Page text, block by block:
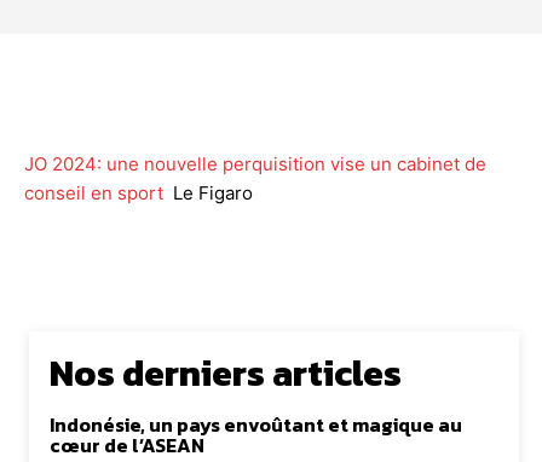
JO 2024: une nouvelle perquisition vise un cabinet de
conseil en sport Le Figaro
Nos derniers articles
Indonésie, un pays envoûtant et magique au
cœur de l’ASEAN